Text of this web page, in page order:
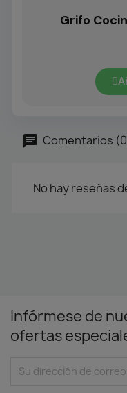
Grifo
Comentarios
No hay reseñas
Infórmese de
ofertas